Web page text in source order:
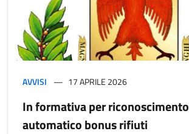
AVVISI 17 APRILE 2026
In formativa per riconoscimento
automatico bonus rifiuti